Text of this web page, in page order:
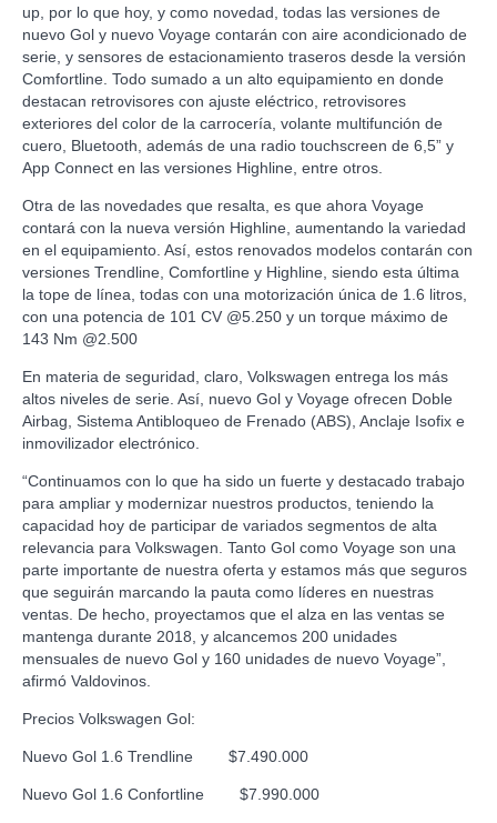
up, por lo que hoy, y como novedad, todas las versiones de
nuevo Gol y nuevo Voyage contarán con aire acondicionado de
serie, y sensores de estacionamiento traseros desde la versión
Comfortline. Todo sumado a un alto equipamiento en donde
destacan retrovisores con ajuste eléctrico, retrovisores
exteriores del color de la carrocería, volante multifunción de
cuero, Bluetooth, además de una radio touchscreen de 6,5” y
App Connect en las versiones Highline, entre otros.
Otra de las novedades que resalta, es que ahora Voyage
contará con la nueva versión Highline, aumentando la variedad
en el equipamiento. Así, estos renovados modelos contarán con
versiones Trendline, Comfortline y Highline, siendo esta última
la tope de línea, todas con una motorización única de 1.6 litros,
con una potencia de 101 CV @5.250 y un torque máximo de
143 Nm @2.500
En materia de seguridad, claro, Volkswagen entrega los más
altos niveles de serie. Así, nuevo Gol y Voyage ofrecen Doble
Airbag, Sistema Antibloqueo de Frenado (ABS), Anclaje Isofix e
inmovilizador electrónico.
“Continuamos con lo que ha sido un fuerte y destacado trabajo
para ampliar y modernizar nuestros productos, teniendo la
capacidad hoy de participar de variados segmentos de alta
relevancia para Volkswagen. Tanto Gol como Voyage son una
parte importante de nuestra oferta y estamos más que seguros
que seguirán marcando la pauta como líderes en nuestras
ventas. De hecho, proyectamos que el alza en las ventas se
mantenga durante 2018, y alcancemos 200 unidades
mensuales de nuevo Gol y 160 unidades de nuevo Voyage”,
afirmó Valdovinos.
Precios Volkswagen Gol:
Nuevo Gol 1.6 Trendline $7.490.000
Nuevo Gol 1.6 Confortline $7.990.000